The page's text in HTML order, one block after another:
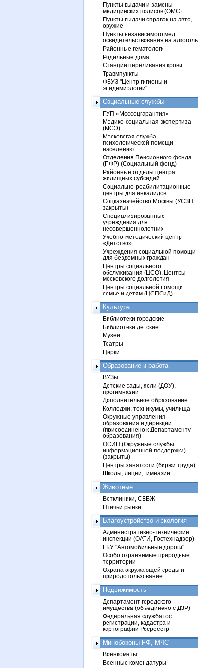
Пункты выдачи и замены
медицинских полисов (ОМС)
Пункты выдачи справок на авто,
оружие
Пункты независимого мед.
освидетельствования на алкоголь
Районные гематологи
Родильные дома
Станции переливания крови
Травмпункты
ФБУЗ "Центр гигиены и
эпидемиологии"
Социальные службы
ГУП «Моссоцгарантия»
Медико-социальная экспертиза
(МСЭ)
Московская служба
психологической помощи
населению
Отделения Пенсионного фонда
(ПФР) (Социальный фонд)
Районные отделы центра
жилищных субсидий
Социально-реабилитационные
центры для инвалидов
Соцказначейство Москвы (УСЗН
закрыты)
Специализированные
учреждения для
несовершеннолетних
Учебно-методический центр
«Детство»
Учреждения социальной помощи
для бездомных граждан
Центры социального
обслуживания (ЦСО), Центры
московского долголетия
Центры социальной помощи
семье и детям (ЦСПСиД)
Культура
Библиотеки городские
Библиотеки детские
Музеи
Театры
Цирки
Образование и работа
ВУЗы
Детские сады, ясли (ДОУ),
прогимназии
Дополнительное образование
Колледжи, техникумы, училища
Окружные управления
образования и дирекции
(присоединено к Департаменту
образования)
ОСИП (Окружные службы
информационной поддержки)
(закрыты)
Центры занятости (биржи труда)
Школы, лицеи, гимназии
Животные
Ветклиники, СББЖ
Птичьи рынки
Благоустройство и экология
Административно-технические
инспекции (ОАТИ, Гостехнадзор)
ГБУ "Автомобильные дороги"
Особо охраняемые природные
территории
Охрана окружающей среды и
природопользование
Недвижимость
Департамент городского
имущества (объединено с ДЗР)
Федеральная служба гос.
регистрации, кадастра и
картографии Росреестр
Минобороны РФ, МЧС
Военкоматы
Военные комендатуры